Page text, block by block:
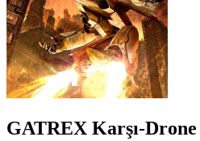
GATREX Karşı-Drone